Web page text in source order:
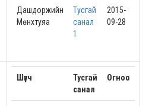
Дашдоржийн
Мөнхтуяа
Тусгай
санал
1
2015-
09-28
Шүүгч
Тусгай
санал
Огноо